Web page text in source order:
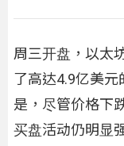
周三开盘，以太
了高达4.9亿美
是，尽管价格下
买盘活动仍明显